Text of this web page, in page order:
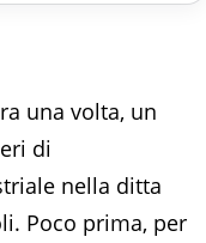
una volta, un
di
nella ditta
Poco prima, per